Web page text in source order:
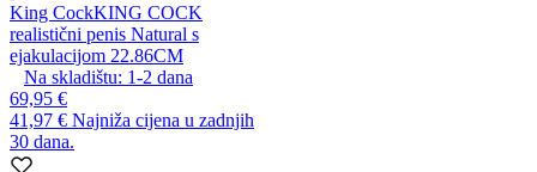
King CockKING COCK
realistični penis Natural s
ejakulacijom 22.86CM
Na skladištu: 1-2 dana
69,95 €
41,97 € Najniža cijena u zadnjih
30 dana.